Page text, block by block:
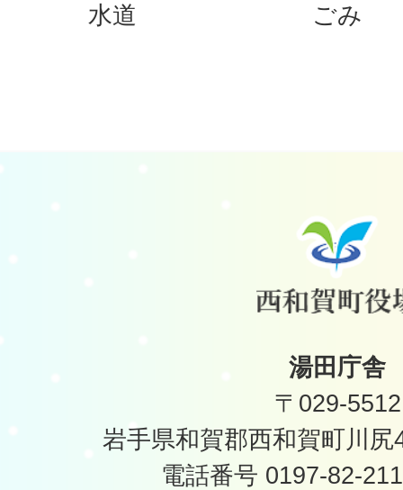
水道 ごみ
湯田庁舎
〒029-5512
岩手県和賀郡西和賀町川
電話番号 0197-82-